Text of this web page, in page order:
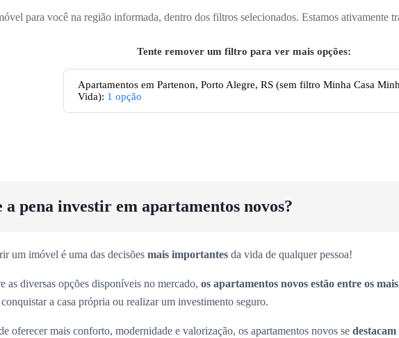
para você na região informada, dentro dos filtros selecionados. Estamos ativamente
Tente remover um filtro para ver mais opções:
Apartamentos em Partenon, Porto Alegre, RS (sem filtro Minha Casa
Vida): 1 opção
a pena investir em apartamentos novos?
um imóvel é uma das decisões mais importantes da vida de qualquer pessoa!
as diversas opções disponíveis no mercado, os apartamentos novos estão entre os
conquistar a casa própria ou realizar um investimento seguro.
oferecer mais conforto, modernidade e valorização, os apartamentos novos se